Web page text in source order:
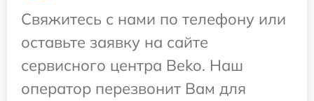
Свяжитесь с нами по телефону или
оставьте заявку на сайте
сервисного центра Beko. Наш
оператор перезвонит Вам для